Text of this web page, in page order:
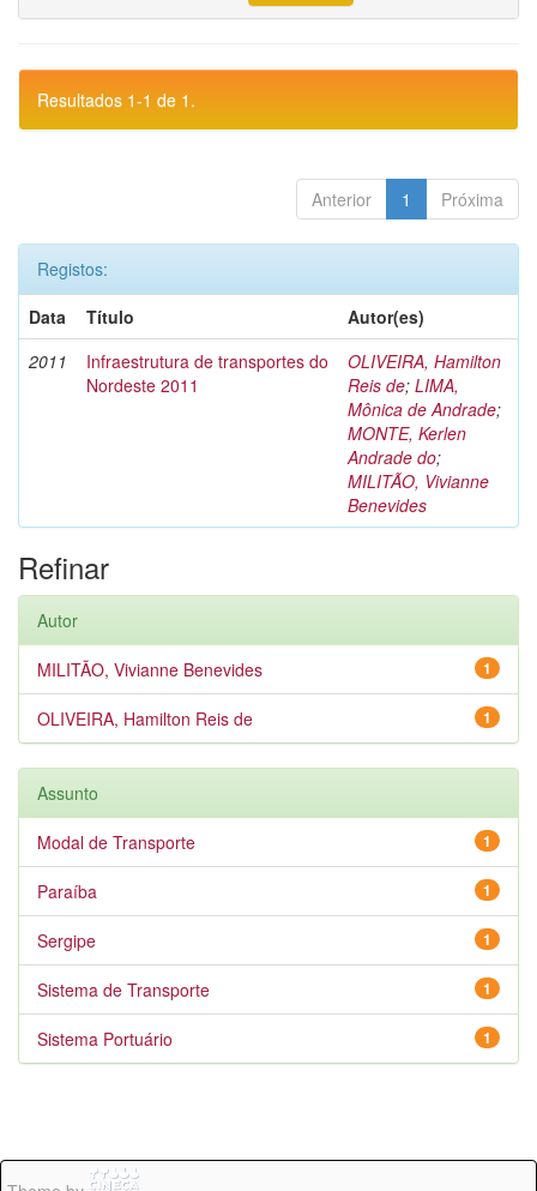
Resultados 1-1 de 1.
Anterior 1 Próxima
Registos:
Data
Título
Autor(es)
2011
Infraestrutura de transportes do
Nordeste 2011
OLIVEIRA, Hamilton
Reis de; LIMA,
Mônica de Andrade;
MONTE, Kerlen
Andrade do;
MILITÃO, Vivianne
Benevides
Refinar
Autor
1
MILITÃO, Vivianne Benevides
1
OLIVEIRA, Hamilton Reis de
Assunto
1
Modal de Transporte
1
Paraíba
1
Sergipe
1
Sistema de Transporte
1
Sistema Portuário